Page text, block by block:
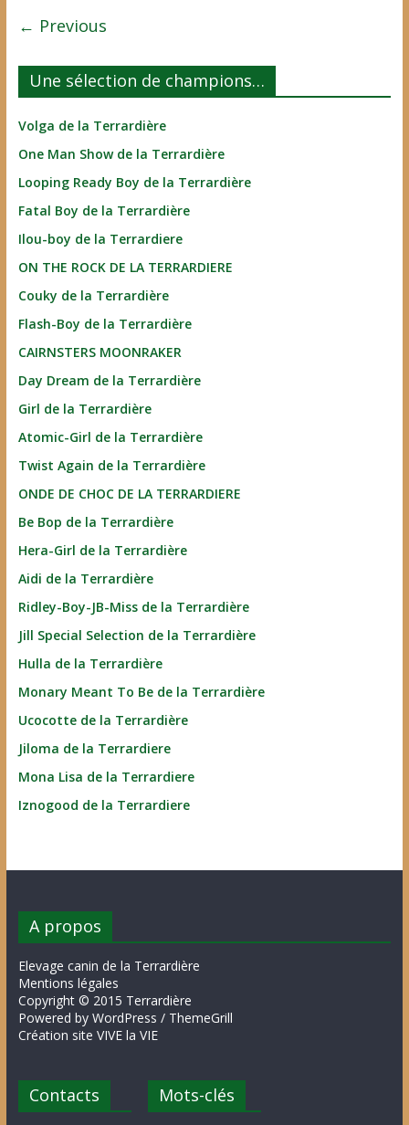
← Previous
Une sélection de champions…
Volga de la Terrardière
One Man Show de la Terrardière
Looping Ready Boy de la Terrardière
Fatal Boy de la Terrardière
Ilou-boy de la Terrardiere
ON THE ROCK DE LA TERRARDIERE
Couky de la Terrardière
Flash-Boy de la Terrardière
CAIRNSTERS MOONRAKER
Day Dream de la Terrardière
Girl de la Terrardière
Atomic-Girl de la Terrardière
Twist Again de la Terrardière
ONDE DE CHOC DE LA TERRARDIERE
Be Bop de la Terrardière
Hera-Girl de la Terrardière
Aidi de la Terrardière
Ridley-Boy-JB-Miss de la Terrardière
Jill Special Selection de la Terrardière
Hulla de la Terrardière
Monary Meant To Be de la Terrardière
Ucocotte de la Terrardière
Jiloma de la Terrardiere
Mona Lisa de la Terrardiere
Iznogood de la Terrardiere
A propos
Elevage canin de la Terrardière
Mentions légales
Copyright © 2015 Terrardière
Powered by WordPress / ThemeGrill
Création site VIVE la VIE
Contacts Mots-clés